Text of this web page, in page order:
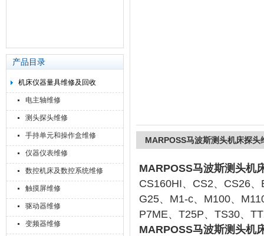
产品目录
机床仪器量具维修及回收
电主轴维修
测头探头维修
手持单元和操作盒维修
仪器仪表维修
数控机床及数控系统维修
触摸屏维修
驱动器维修
变频器维修
MARPOSS马波斯测头机床探头
MARPOSS马波斯测头机
CS160HI、CS2、CS26
G25、M1-c、M100、
P7ME、T25P、TS30、
MARPOSS马波斯测头机